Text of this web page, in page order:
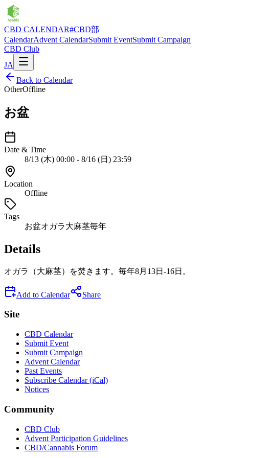
CBD CALENDAR#CBD部
CalendarAdvent CalendarSubmit EventSubmit Campaign
CBD Club
JA
Back to Calendar
OtherOffline
お盆
Date & Time
8/13 (木) 00:00 - 8/16 (日) 23:59
Location
Offline
Tags
お盆オガラ大麻茎毎年
Details
オガラ（大麻茎）を焚きます。毎年8月13日-16日。
Add to Calendar Share
Site
CBD Calendar
Submit Event
Submit Campaign
Advent Calendar
Past Events
Subscribe Calendar (iCal)
Notices
Community
CBD Club
Advent Participation Guidelines
CBD/Cannabis Forum